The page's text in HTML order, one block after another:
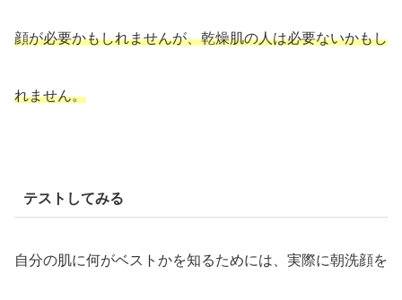
顔が必要かもしれませんが、乾燥肌の人は必要ないかもし
れません。
テストしてみる
自分の肌に何がベストかを知るためには、実際に朝洗顔を